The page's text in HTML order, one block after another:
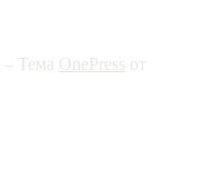
Тема OnePress от